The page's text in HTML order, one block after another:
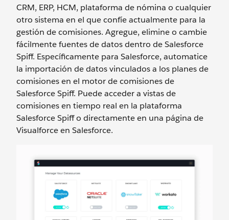
CRM, ERP, HCM, plataforma de nómina o cualquier
otro sistema en el que confíe actualmente para la
gestión de comisiones. Agregue, elimine o cambie
fácilmente fuentes de datos dentro de Salesforce
Spiff. Específicamente para Salesforce, automatice
la importación de datos vinculados a los planes de
comisiones en el motor de comisiones de
Salesforce Spiff. Puede acceder a vistas de
comisiones en tiempo real en la plataforma
Salesforce Spiff o directamente en una página de
Visualforce en Salesforce.